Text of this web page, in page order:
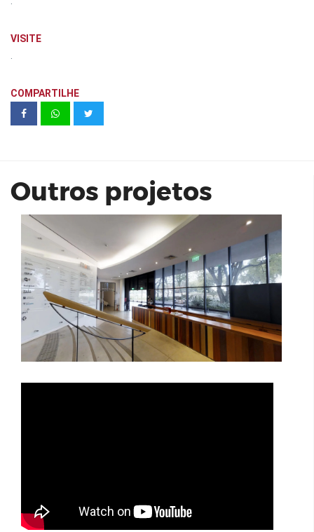
VISITE
COMPARTILHE
Outros projetos
35º Panorama da Arte Brasileira -
Teaser Instituto Wilson Mello